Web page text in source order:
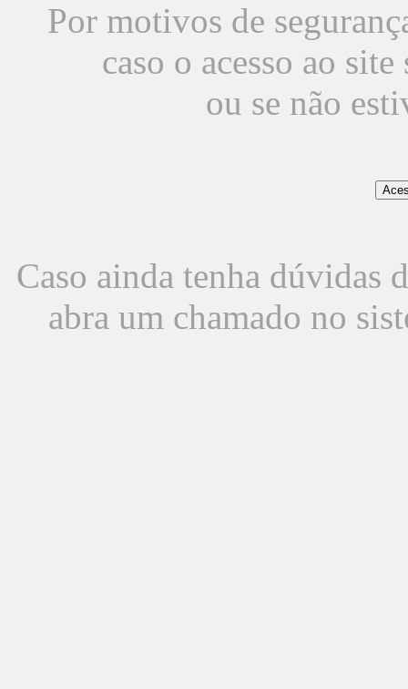
Por motivos de
caso o acesso ao
ou se não
Caso ainda tenha dúvidas
abra um chamado no